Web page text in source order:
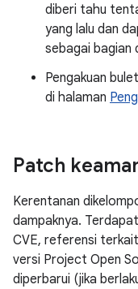
diberi tahu
yang lalu dan
sebagai bagian
Pengakuan
di halaman
Patch
Kerentanan
dampaknya.
CVE, referensi
versi Project Open
diperbarui (jika